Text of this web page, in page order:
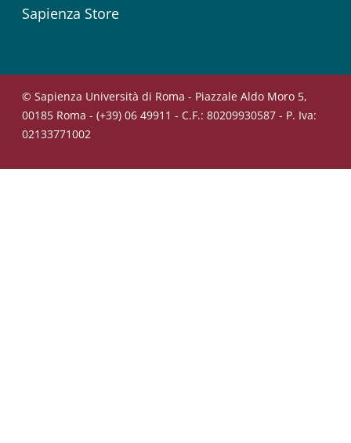
Sapienza Store
© Sapienza Università di Roma - Piazzale Aldo Moro 5,
00185 Roma - (+39) 06 49911 - C.F.: 80209930587 - P. Iva:
02133771002